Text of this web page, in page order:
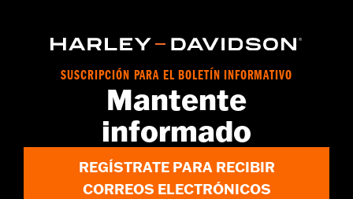
FLTRK '20.
Installation Instructions
vinRequerido:false
1 year limited warranty – Go towww.h-
for full details
SUSCRIPCIÓN PARA EL BOLETÍN INFORMATIVO
Mantente
informado
REGÍSTRATE PARA RECIBIR
CORREOS ELECTRÓNICOS